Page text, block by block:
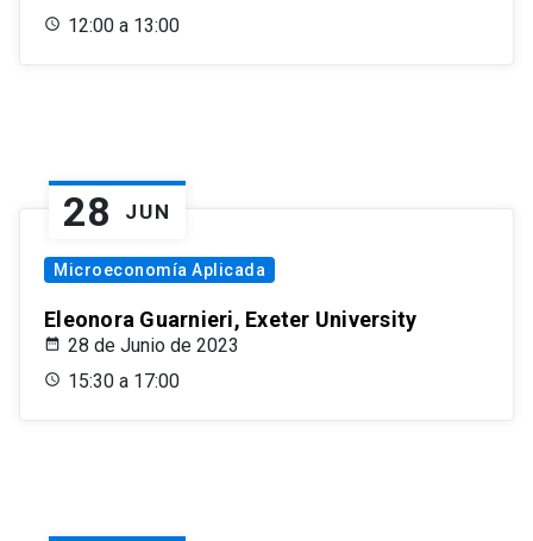
12:00 a 13:00
28 JUN
Microeconomía Aplicada
Eleonora Guarnieri, Exeter University
28 de Junio de 2023
15:30 a 17:00